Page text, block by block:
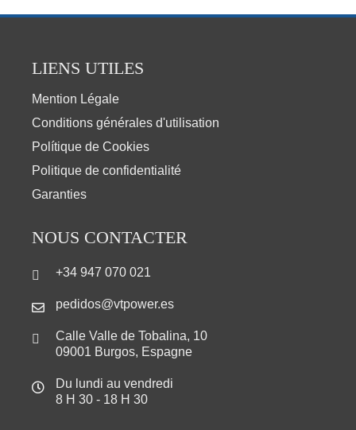
LIENS UTILES
Mention Légale
Conditions générales d'utilisation
Polítique de Cookies
Politique de confidentialité
Garanties
NOUS CONTACTER
+34 947 070 021
pedidos@vtpower.es
Calle Valle de Tobalina, 10
09001 Burgos, Espagne
Du lundi au vendredi
8 H 30 - 18 H 30